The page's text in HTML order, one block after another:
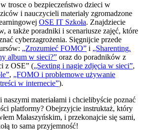
trosce o bezpieczeństwo dzieci w
i nauczycieli materiały zgromadzone
OSE IT Szkoła. Znajdziecie
a także poradniki i scenariusze zajęć, które
cyberzagrożenia. Sięgnijcie przede
„Zrozumieć FOMO” i „Sharenting.
album w sieci?” oraz do poradników z
z OSE” („Sexting i nagie zdjęcia w sieci”,
, „FOMO i problemowe używanie
w internecie”).
naszymi materiałami i chcielibyście poznać
platformy? Obejrzyjcie instruktaż, który
Małaszyńskim, i przekonajcie się sami,
to sama przyjemność!